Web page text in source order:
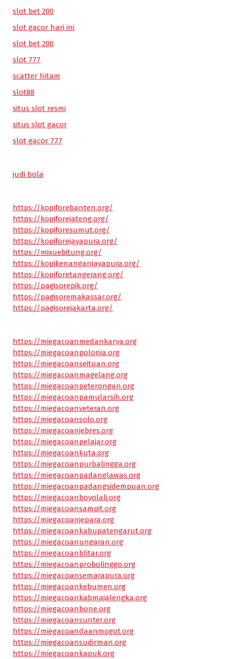
slot bet 200
slot gacor hari ini
slot bet 200
slot 777
scatter hitam
slot88
situs slot resmi
situs slot gacor
slot gacor 777
judi bola
https://kopiforebanten.org/
https://kopiforejateng.org/
https://kopiforesumut.org/
https://kopiforejayapura.org/
https://mixuebitung.org/
https://kopikenanganjayapura.org/
https://kopiforetangerang.org/
https://pagisorepik.org/
https://pagisoremakassar.org/
https://pagisorejakarta.org/
https://miegacoanmedankarya.org
https://miegacoanpolonia.org
https://miegacoanseituan.org
https://miegacoanmagelang.org
https://miegacoanpeterongan.org
https://miegacoanpamularsih.org
https://miegacoanveteran.org
https://miegacoansolo.org
https://miegacoanjebres.org
https://miegacoanpelajar.org
https://miegacoankuta.org
https://miegacoanpurbalingga.org
https://miegacoanpadanglawas.org
https://miegacoanpadangsidempuan.org
https://miegacoanboyolali.org
https://miegacoansampit.org
https://miegacoanjepara.org
https://miegacoankabupatengarut.org
https://miegacoanungaran.org
https://miegacoanblitar.org
https://miegacoanprobolinggo.org
https://miegacoansemarapura.org
https://miegacoankebumen.org
https://miegacoankabmajalengka.org
https://miegacoanbone.org
https://miegacoansunter.org
https://miegacoandaanmogot.org
https://miegacoansudirman.org
https://miegacoankapuk.org